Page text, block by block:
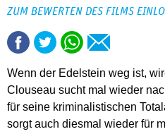
ZUM BEWERTEN DES FILMS
Wenn der Edelstein weg ist,
Clouseau sucht mal wieder
für seine kriminalistischen
sorgt auch diesmal wieder für